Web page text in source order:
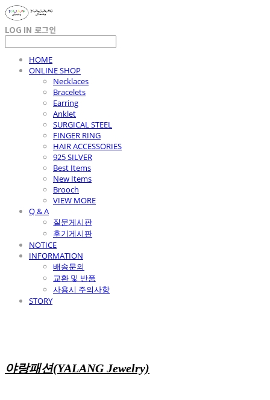
LOG IN 로그인
HOME
ONLINE SHOP
Necklaces
Bracelets
Earring
Anklet
SURGICAL STEEL
FINGER RING
HAIR ACCESSORIES
925 SILVER
Best Items
New Items
Brooch
VIEW MORE
Q & A
질문게시판
후기게시판
NOTICE
INFORMATION
배송문의
교환 및 반품
사용시 주의사항
STORY
야랑패션(YALANG Jewelry)